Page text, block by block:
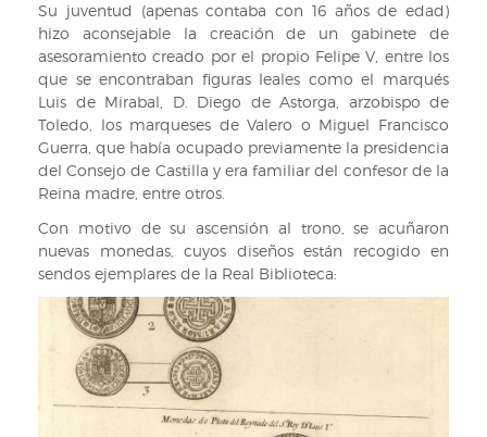
de
Palma...,
ca.
1724
(III/6541
(9))
nuevo
monarca
en
Basta
copia
de
las
festivas
demostraciones,
con
fidelissima
ciudad
Palma...,
1724
Su juventud (apenas contaba con 16 años de edad)
hizo aconsejable la creación de un gabinete de
asesoramiento creado por el propio Felipe V, entre los
que se encontraban figuras leales como el marqués
Luis de Mirabal, D. Diego de Astorga, arzobispo de
Toledo, los marqueses de Valero o Miguel Francisco
Guerra, que había ocupado previamente la presidencia
del Consejo de Castilla y era familiar del confesor de la
Reina madre, entre otros.
Con motivo de su ascensión al trono, se acuñaron
nuevas monedas, cuyos diseños están recogido en
sendos ejemplares de la Real Biblioteca: